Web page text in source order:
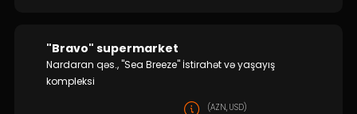
"Bravo" supermarket
Nardaran qəs., "Sea Breeze" İstirahət və yaşayış
kompleksi
(AZN, USD)